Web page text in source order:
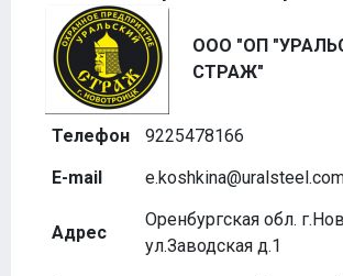
ООО "ОП
СТРАЖ"
Телефон
9225478166
E-mail
Адрес
Оренбургская обл.
ул.Заводская д.1